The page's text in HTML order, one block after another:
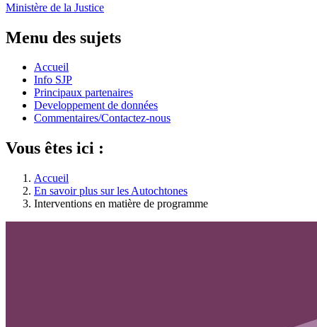
Ministère de la Justice
Menu des sujets
Accueil
Info SJP
Principaux partenaires
Developpement de données
Commentaires/Contactez-nous
Vous êtes ici :
Accueil
En savoir plus sur les Autochtones
Interventions en matière de programme